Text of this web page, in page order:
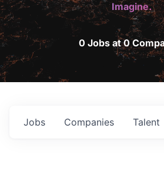
Imagine.
0 Jobs at 0
Jobs Companies Talent